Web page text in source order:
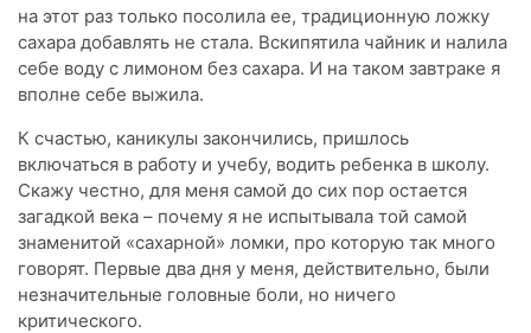
на этот раз только посолила ее, традиционную ложку
сахара добавлять не стала. Вскипятила чайник и налила
себе воду с лимоном без сахара. И на таком завтраке я
вполне себе выжила.
К счастью, каникулы закончились, пришлось
включаться в работу и учебу, водить ребенка в школу.
Скажу честно, для меня самой до сих пор остается
загадкой века – почему я не испытывала той самой
знаменитой «сахарной» ломки, про которую так много
говорят. Первые два дня у меня, действительно, были
незначительные головные боли, но ничего
критического.